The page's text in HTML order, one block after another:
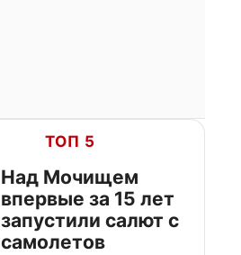
ТОП 5
Над Мочищем
впервые за 15 лет
запустили салют с
самолетов